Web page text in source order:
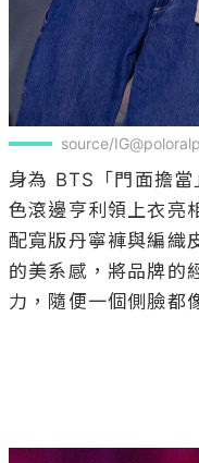
source/
身為 BTS「門面擔
色滾邊亨利領上衣亮
配寬版丹寧褲與編織
的美系感，將品牌的
力，隨便一個側臉都